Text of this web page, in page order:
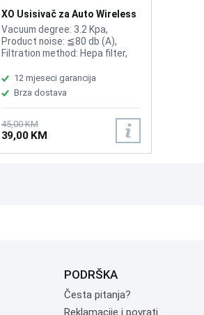
XO Usisivač za Auto Wireless
CZ007
Vacuum degree: 3.2 Kpa,
Product noise: ≦80 db (A),
Filtration method: Hepa filter,
cup, Dust collection capacity:
0.4 L, Battery type: lithium
battery, Input voltage/current:
DC5V/2A, Charging time: 2-3
hours, Rated voltage: 7.4V
(18650*2*1500mAh), Rated
12 mjeseci garancija
Brza dostava
45,00 KM
39,00 KM
PODRŠKA
Česta pitanja?
Reklamacije i povrati